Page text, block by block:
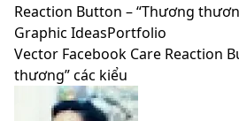
skin
Reaction Button – “Thương
Graphic IdeasPortfolio
Vector Facebook Care Reaction
thương” các kiểu